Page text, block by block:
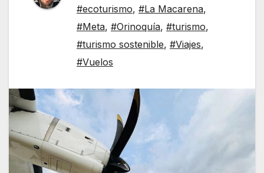
#ecoturismo, #La Macarena,
#Meta, #Orinoquía, #turismo,
#turismo sostenible, #Viajes,
#Vuelos